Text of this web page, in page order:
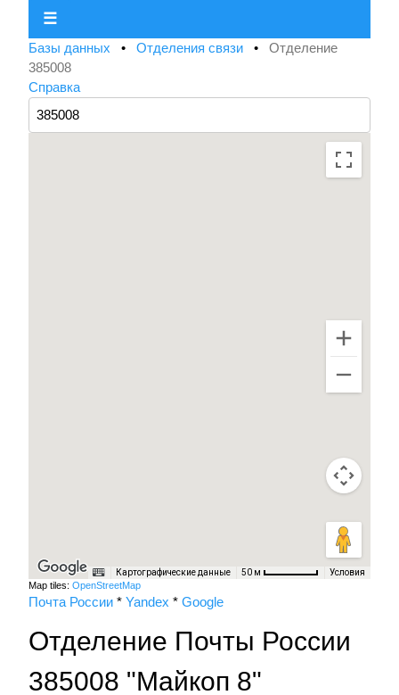
☰
Базы данных • Отделения связи • Отделение
385008
Справка
Картографические данные 50 м Условия
Map tiles: OpenStreetMap
Почта России * Yandex * Google
Отделение Почты России
385008 "Майкоп 8"